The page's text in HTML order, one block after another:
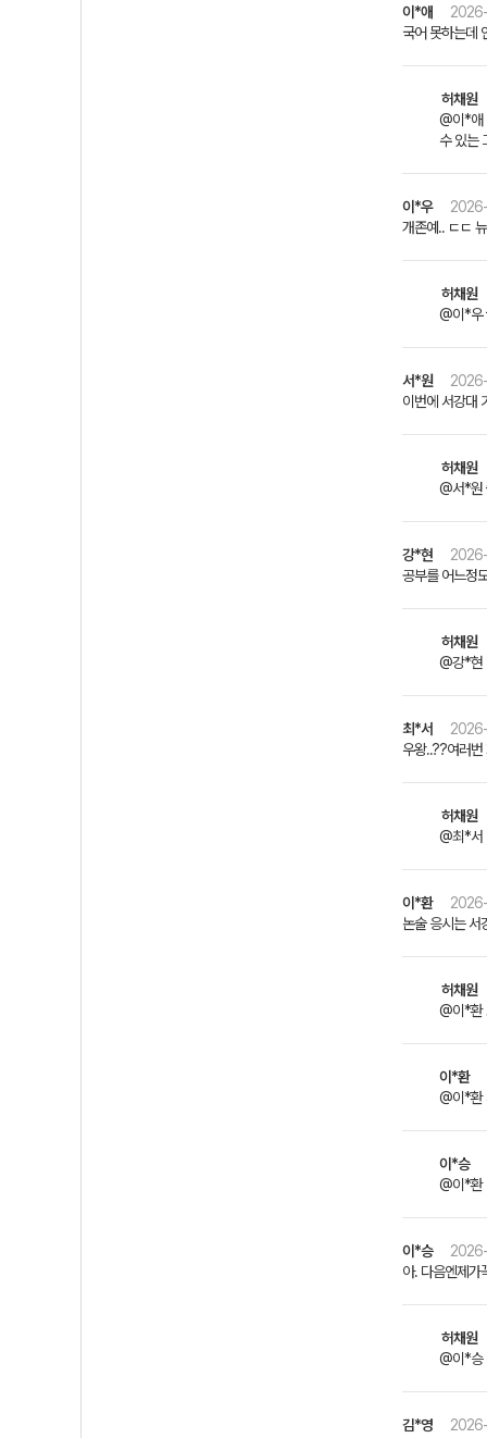
이*애
국어 못하는데
허채원
@이*애
수 있는
이*우
개존예.. ㄷㄷ
허채원
@이*우
서*원
이번에 서강대
허채원
@서*원
강*현
공부를 어느정
허채원
@강*현
최*서
우왕..??여러번
허채원
@최*서
이*환
논술 응시는 서
허채원
@이*환
이*환
@이*환
이*승
@이*환
이*승
아. 다음엔제가
허채원
@이*승
김*영